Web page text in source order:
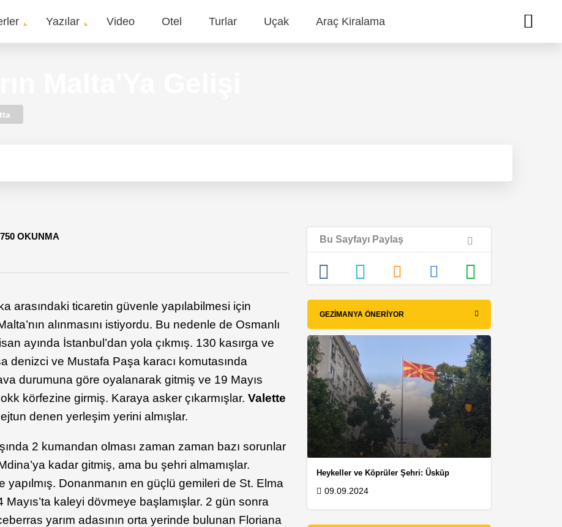
Yazılar Video Otel Turlar Uçak Araç Kiralama
OKUNMA
arasındaki ticaretin güvenle yapılabilmesi için
alınmasını istiyordu. Bu nedenle de Osmanlı
ayında İstanbul’dan yola çıkmış. 130 kasırga ve
denizci ve Mustafa Paşa karacı komutasında
durumuna göre oyalanarak gitmiş ve 19 Mayıs
körfezine girmiş. Karaya asker çıkarmışlar.Valette
denen yerleşim yerini almışlar.
2 kumandan olması zaman zaman bazı sorunlar
kadar gitmiş, ama bu şehri almamışlar.
yapılmış. Donanmanın en güçlü gemileri de St. Elma
kaleyi dövmeye başlamışlar. 2 gün sonra
yarım adasının orta yerinde bulunan Floriana
Bu Sayfayı Paylaş
GEZIMANYA ÖNERIYOR
Heykeller ve Köprüler Şehri: Üsküp
09.09.2024